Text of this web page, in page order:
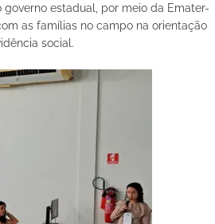
estadual, por meio da Emater-
as famílias no campo na orientação
social.